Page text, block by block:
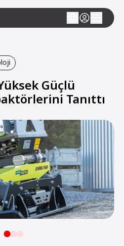
Güçlü
Tanıttı